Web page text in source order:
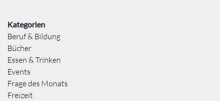
Kategorien
Beruf & Bildung
Bücher
Essen & Trinken
Events
Frage des Monats
Freizeit